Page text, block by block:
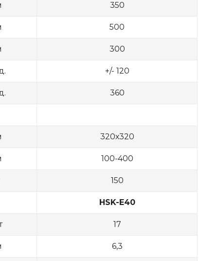
350
500
300
+/- 120
360
320х320
100-400
150
HSK-E40
17
6,3